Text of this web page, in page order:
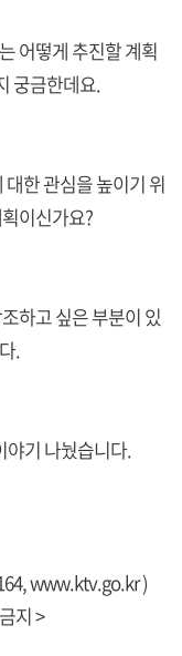
어떻게 추진할 계획
궁금한데요.
한 관심을 높이기 위
이신가요?
하고 싶은 부분이 있
.
야기 나눴습니다.
www.ktv.go.kr)
지 >